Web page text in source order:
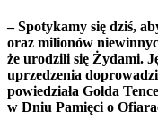
– Spotykamy się dziś,
oraz milionów
że urodzili się Żydami.
uprzedzenia
powiedziała Gołda
w Dniu Pamięci o